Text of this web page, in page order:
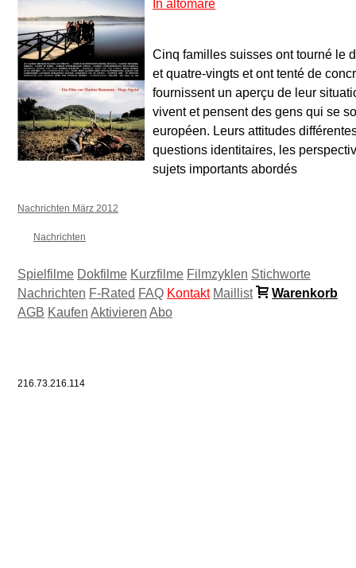
In altomare
Cinq familles suisses ont tourné le
et quatre-vingts et ont tenté de
fournissent un aperçu de leur
vivent et pensent des gens qui se
européen. Leurs attitudes
questions identitaires, les
sujets importants abordés
Nachrichten März 2012
Nachrichten
Spielfilme Dokfilme Kurzfilme Filmzyklen Stichworte
Nachrichten F-Rated FAQ Kontakt Maillist
Warenkorb
AGB Kaufen Aktivieren Abo
216.73.216.114